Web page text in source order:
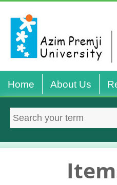
Home About Us